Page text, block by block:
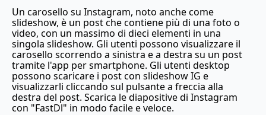
Un carosello su Instagram, noto anche come
slideshow, è un post che contiene più di una foto o
video, con un massimo di dieci elementi in una
singola slideshow. Gli utenti possono visualizzare il
carosello scorrendo a sinistra e a destra su un post
tramite l'app per smartphone. Gli utenti desktop
possono scaricare i post con slideshow IG e
visualizzarli cliccando sul pulsante a freccia alla
destra del post. Scarica le diapositive di Instagram
con "FastDl" in modo facile e veloce.